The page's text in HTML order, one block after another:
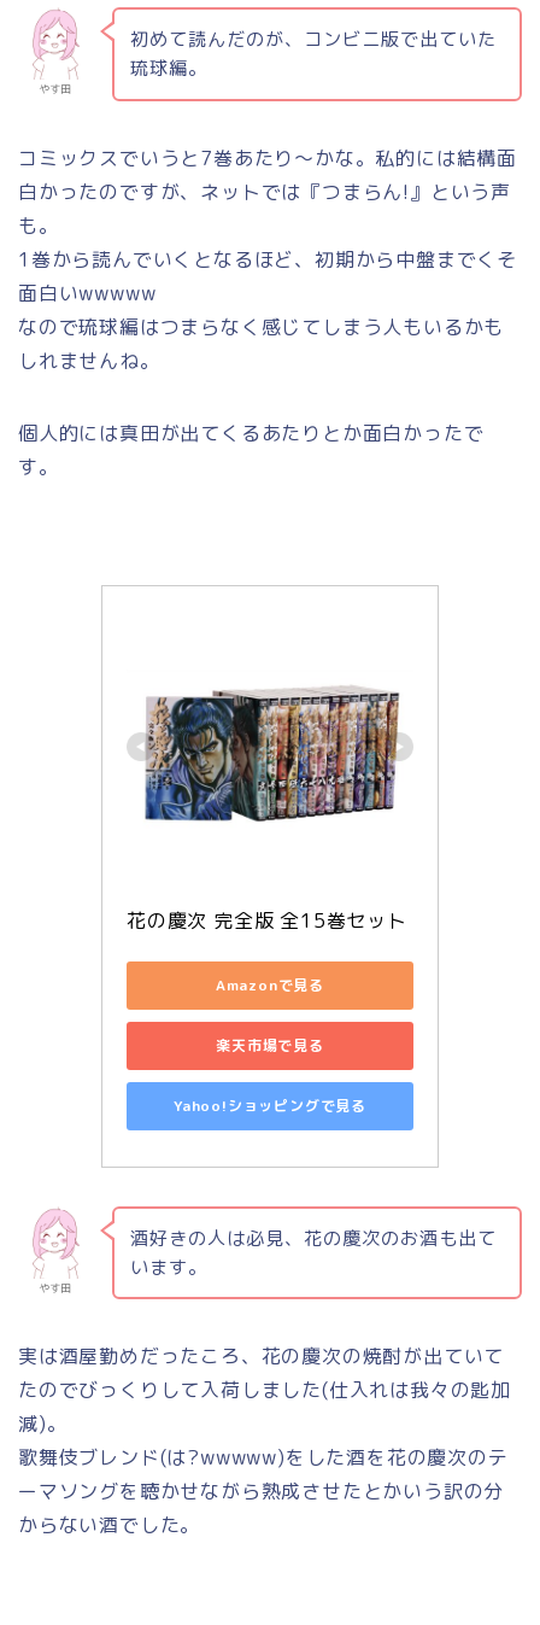
やす田
初めて読んだのが、コンビニ版で出ていた
琉球編。
コミックスでいうと7巻あたり～かな。私的には結構面
白かったのですが、ネットでは『つまらん!』という声
も。
1巻から読んでいくとなるほど、初期から中盤までくそ
面白いwwwww
なので琉球編はつまらなく感じてしまう人もいるかも
しれませんね。
個人的には真田が出てくるあたりとか面白かったで
す。
花の慶次 完全版 全15巻セット
Amazonで見る
楽天市場で見る
Yahoo!ショッピングで見る
やす田
酒好きの人は必見、花の慶次のお酒も出て
います。
実は酒屋勤めだったころ、花の慶次の焼酎が出ていて
たのでびっくりして入荷しました(仕入れは我々の匙加
減)。
歌舞伎ブレンド(は?wwwww)をした酒を花の慶次のテ
ーマソングを聴かせながら熟成させたとかいう訳の分
からない酒でした。